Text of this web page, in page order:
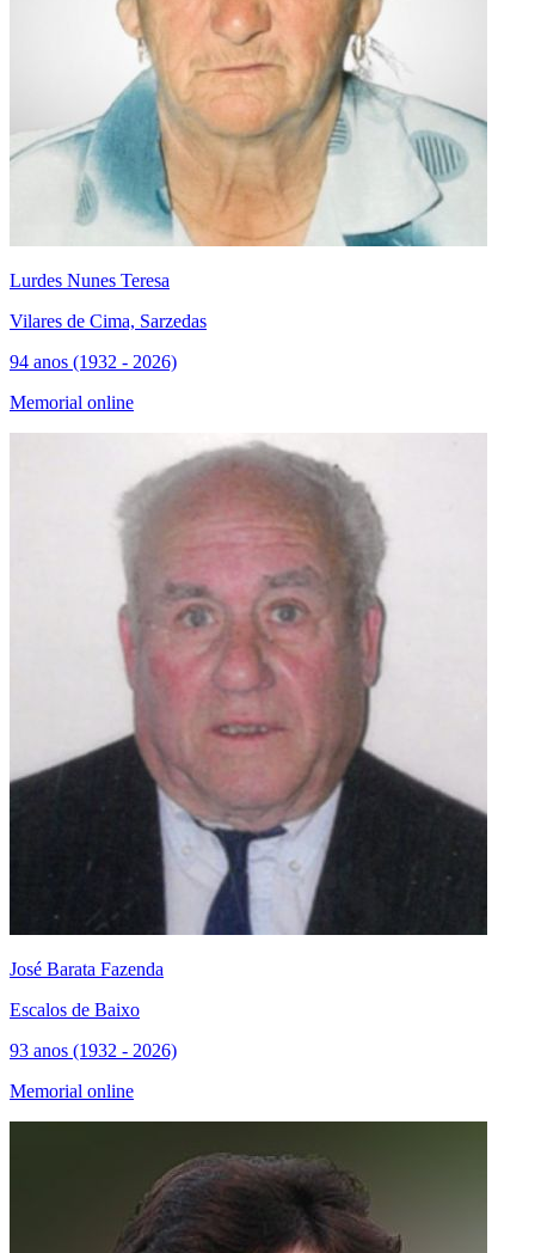
Lurdes Nunes Teresa
Vilares de Cima, Sarzedas
94 anos (1932 - 2026)
Memorial online
José Barata Fazenda
Escalos de Baixo
93 anos (1932 - 2026)
Memorial online